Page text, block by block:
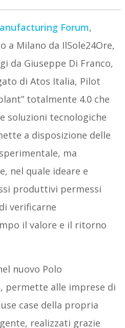
Forum,
a Milano da IlSole24Ore,
da Giuseppe Di Franco,
di Atos Italia, Pilot
totalmente 4.0 che
soluzioni tecnologiche
a disposizione delle
ma
nel quale ideare e
produttivi permessi
verificarne
il valore e il ritorno
nuovo Polo
permette alle imprese di
case della propria
realizzati grazie